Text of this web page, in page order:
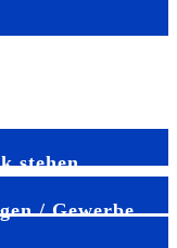
stehen
/ Gewerbe